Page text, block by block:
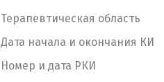
Терапевтическая область
Дата начала и окончания КИ
Номер и дата РКИ